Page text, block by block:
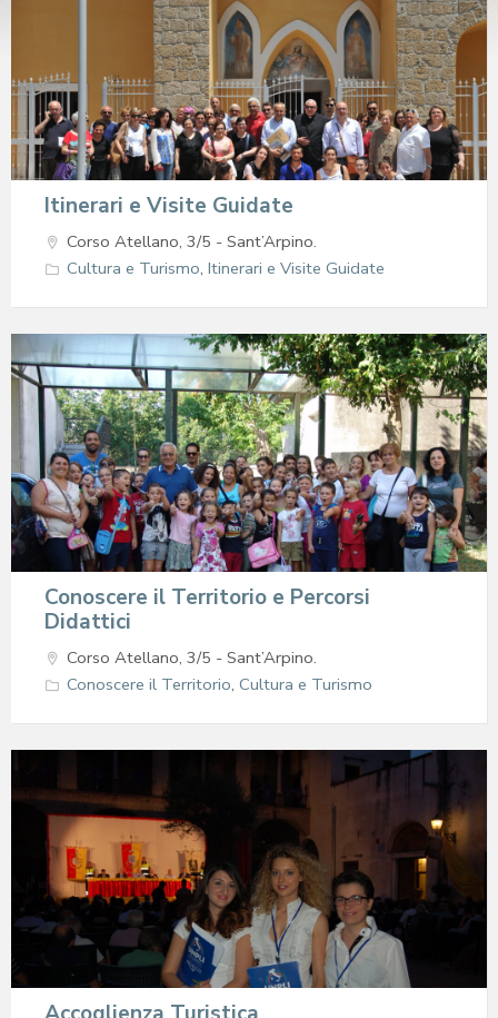
Itinerari e Visite Guidate
Corso Atellano, 3/5 - Sant’Arpino.
Cultura e Turismo, Itinerari e Visite Guidate
Conoscere il Territorio e Percorsi
Didattici
Corso Atellano, 3/5 - Sant’Arpino.
Conoscere il Territorio, Cultura e Turismo